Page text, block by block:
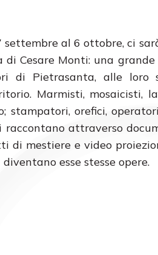
settembre al 6 ottobre, ci
di Cesare Monti: una
di Pietrasanta, alle loro
Marmisti, mosaicisti,
stampatori, orefici,
attraverso
di mestiere e video
esse stesse opere.